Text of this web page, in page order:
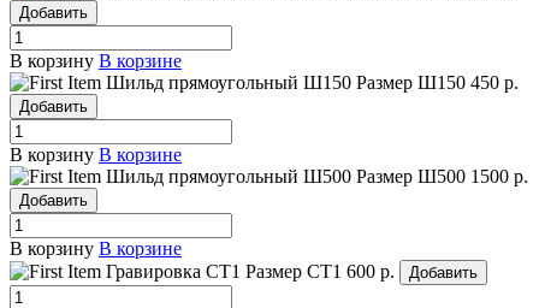
Добавить
В корзину В корзине
Шильд прямоугольный Ш150 Размер Ш150 450 р.
Добавить
В корзину В корзине
Шильд прямоугольный Ш500 Размер Ш500 1500 р.
Добавить
В корзину В корзине
Гравировка СТ1 Размер СТ1 600 р. Добавить